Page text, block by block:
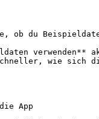
ob du
wie sich
App